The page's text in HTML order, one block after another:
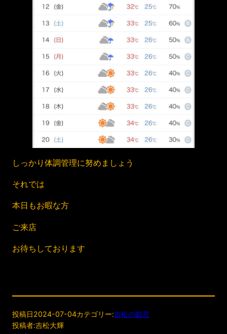
しっかり体調管理に努めましょう
それでは
本日もお暇な方
ご来店
お待ちしております
投稿日2024-07-04カテゴリー:吉松の戯言
投稿者:吉松大輝